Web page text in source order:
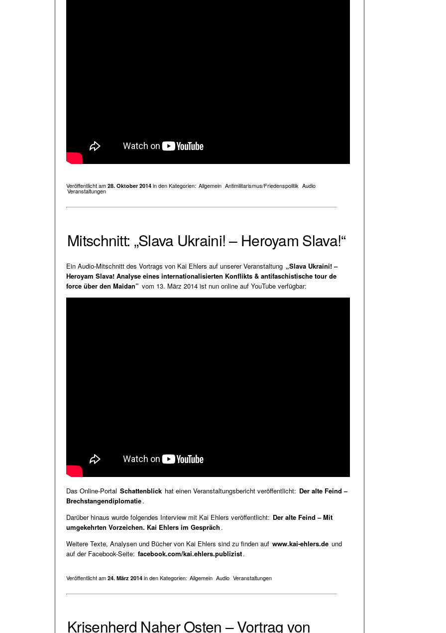
Veröffentlicht am 28. Oktober 2014 in den Kategorien: Allgemein Antimilitarismus/Friedenspolitik Audio
Veranstaltungen
Mitschnitt: „Slava Ukraini! – Heroyam Slava!“
Ein Audio-Mitschnitt des Vortrags von Kai Ehlers auf unserer Veranstaltung „Slava Ukraini! –
Heroyam Slava! Analyse eines internationalisierten Konflikts & antifaschistische tour de
force über den Maidan” vom 13. März 2014 ist nun online auf YouTube verfügbar:
Das Online-Portal Schattenblick hat einen Veranstaltungsbericht veröffentlicht: Der alte Feind –
Brechstangendiplomatie.
Darüber hinaus wurde folgendes Interview mit Kai Ehlers veröffentlicht: Der alte Feind – Mit
umgekehrten Vorzeichen. Kai Ehlers im Gespräch .
Weitere Texte, Analysen und Bücher von Kai Ehlers sind zu finden auf www.kai-ehlers.de und
auf der Facebook-Seite: facebook.com/kai.ehlers.publizist.
Veröffentlicht am 24. März 2014 in den Kategorien: Allgemein Audio Veranstaltungen
Krisenherd Naher Osten – Vortrag von